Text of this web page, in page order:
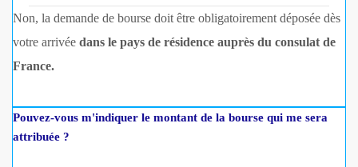
Non, la demande de bourse doit être obligatoirement déposée dès
votre arrivée dans le pays de résidence auprès du consulat de
France.
Pouvez-vous m'indiquer le montant de la bourse qui me sera
attribuée ?